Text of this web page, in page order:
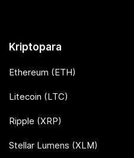
Kriptopara
Ethereum (ETH)
Litecoin (LTC)
Ripple (XRP)
Stellar Lumens (XLM)